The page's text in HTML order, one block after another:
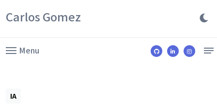
Carlos Gomez
Menu
IA